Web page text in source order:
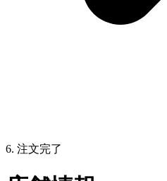
6. 注文完了